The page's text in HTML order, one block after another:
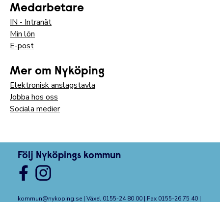
Medarbetare
IN - Intranät
Min lön
E-post
Mer om Nyköping
Elektronisk anslagstavla
Jobba hos oss
Sociala medier
Följ Nyköpings kommun
kommun@nykoping.se | Växel 0155-24 80 00 | Fax 0155-26 75 40 |